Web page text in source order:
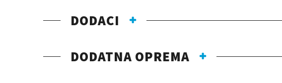
DODACI
DODATNA OPREMA